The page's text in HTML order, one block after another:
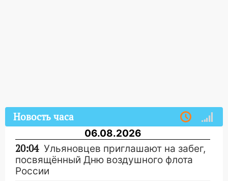
Новость часа
06.08.2026
20:04 Ульяновцев приглашают на забег,
посвящённый Дню воздушного флота
России